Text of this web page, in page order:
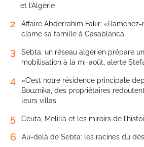
et l’Algérie
2
Affaire Abderrahim Fakir: «Ramenez-
clame sa famille à Casablanca
3
Sebta: un réseau algérien prépare
mobilisation à la mi-août, alerte
4
«C’est notre résidence principale
Bouznika, des propriétaires
leurs villas
5 Ceuta, Melilla et les miroirs de
6 Au-delà de Sebta: les racines du